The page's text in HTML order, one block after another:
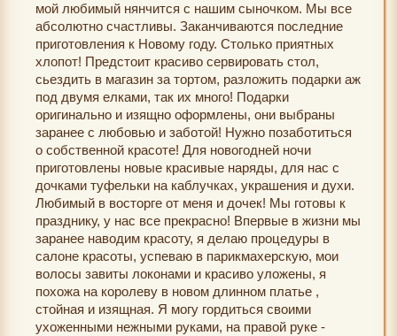
мой любимый нянчится с нашим сыночком. Мы все
абсолютно счастливы. Заканчиваются последние
приготовления к Новому году. Столько приятных
хлопот! Предстоит красиво сервировать стол,
сьездить в магазин за тортом, разложить подарки аж
под двумя елками, так их много! Подарки
оригинально и изящно оформлены, они выбраны
заранее с любовью и заботой! Нужно позаботиться
о собственной красоте! Для новогодней ночи
приготовлены новые красивые наряды, для нас с
дочками туфельки на каблучках, украшения и духи.
Любимый в восторге от меня и дочек! Мы готовы к
празднику, у нас все прекрасно! Впервые в жизни мы
заранее наводим красоту, я делаю процедуры в
салоне красоты, успеваю в парикмахерскую, мои
волосы завиты локонами и красиво уложены, я
похожа на королеву в новом длинном платье ,
стойная и изящная. Я могу гордиться своими
ухоженными нежными руками, на правой руке -